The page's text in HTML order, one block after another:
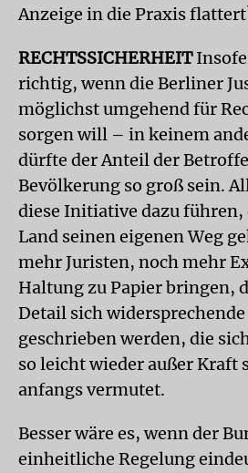
Anzeige in die Praxis
RECHTSSICHERHEIT
richtig, wenn die Berliner
möglichst umgehend für
sorgen will – in keinem
dürfte der Anteil der
Bevölkerung so groß sein.
diese Initiative dazu führen,
Land seinen eigenen Weg
mehr Juristen, noch mehr
Haltung zu Papier bringen,
Detail sich
geschrieben werden, die
so leicht wieder außer Kraft
anfangs vermutet.
Besser wäre es, wenn der
einheitliche Regelung